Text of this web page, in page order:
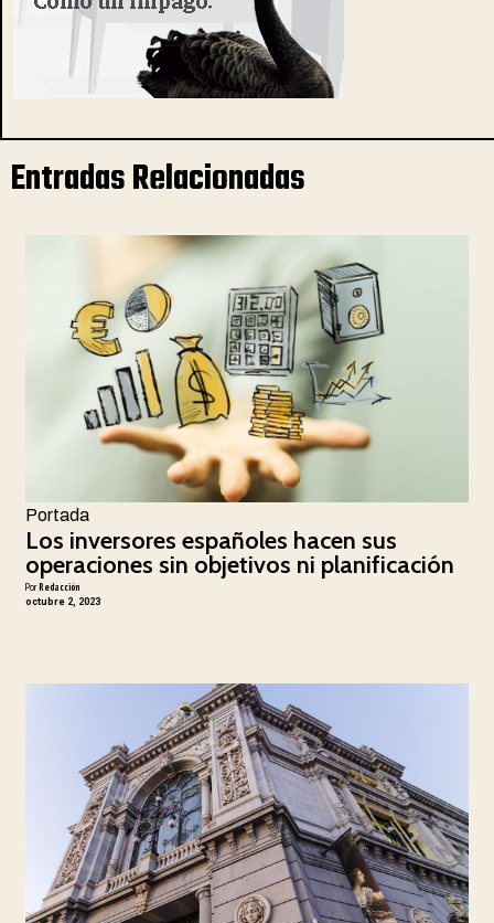
Entradas Relacionadas
Portada
Los inversores españoles hacen sus
operaciones sin objetivos ni planificación
PorRedacción
octubre 2, 2023